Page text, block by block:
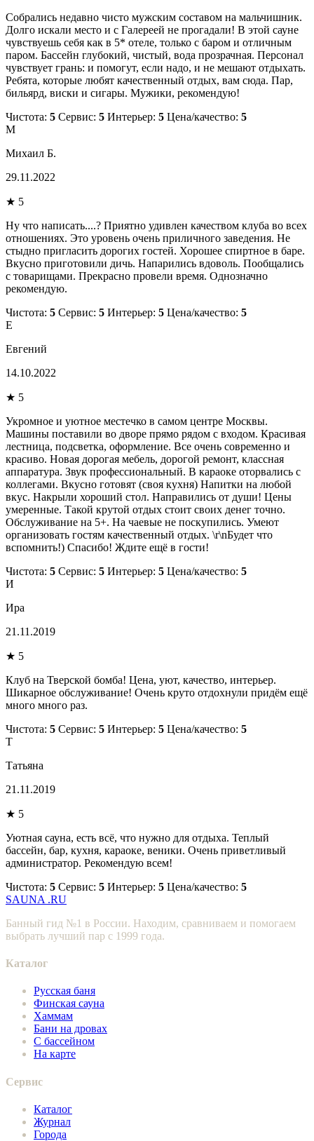
Собрались недавно чисто мужским составом на мальчишник.
Долго искали место и с Галереей не прогадали! В этой сауне
чувствуешь себя как в 5* отеле, только с баром и отличным
паром. Бассейн глубокий, чистый, вода прозрачная. Персонал
чувствует грань: и помогут, если надо, и не мешают отдыхать.
Ребята, которые любят качественный отдых, вам сюда. Пар,
бильярд, виски и сигары. Мужики, рекомендую!
Чистота: 5 Сервис: 5 Интерьер: 5 Цена/качество: 5
М
Михаил Б.
29.11.2022
★ 5
Ну что написать....? Приятно удивлен качеством клуба во всех
отношениях. Это уровень очень приличного заведения. Не
стыдно пригласить дорогих гостей. Хорошее спиртное в баре.
Вкусно приготовили дичь. Напарились вдоволь. Пообщались
с товарищами. Прекрасно провели время. Однозначно
рекомендую.
Чистота: 5 Сервис: 5 Интерьер: 5 Цена/качество: 5
Е
Евгений
14.10.2022
★ 5
Укромное и уютное местечко в самом центре Москвы.
Машины поставили во дворе прямо рядом с входом. Красивая
лестница, подсветка, оформление. Все очень современно и
красиво. Новая дорогая мебель, дорогой ремонт, классная
аппаратура. Звук профессиональный. В караоке оторвались с
коллегами. Вкусно готовят (своя кухня) Напитки на любой
вкус. Накрыли хороший стол. Направились от души! Цены
умеренные. Такой крутой отдых стоит своих денег точно.
Обслуживание на 5+. На чаевые не поскупились. Умеют
организовать гостям качественный отдых. \r\nБудет что
вспомнить!) Спасибо! Ждите ещё в гости!
Чистота: 5 Сервис: 5 Интерьер: 5 Цена/качество: 5
И
Ира
21.11.2019
★ 5
Клуб на Тверской бомба! Цена, уют, качество, интерьер.
Шикарное обслуживание! Очень круто отдохнули придём ещё
много много раз.
Чистота: 5 Сервис: 5 Интерьер: 5 Цена/качество: 5
Т
Татьяна
21.11.2019
★ 5
Уютная сауна, есть всё, что нужно для отдыха. Теплый
бассейн, бар, кухня, караоке, веники. Очень приветливый
администратор. Рекомендую всем!
Чистота: 5 Сервис: 5 Интерьер: 5 Цена/качество: 5
SAUNA .RU
Банный гид №1 в России. Находим, сравниваем и помогаем
выбрать лучший пар с 1999 года.
Каталог
Русская баня
Финская сауна
Хаммам
Бани на дровах
С бассейном
На карте
Сервис
Каталог
Журнал
Города